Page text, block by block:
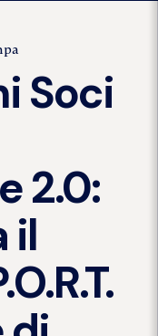
Soci
2.0:
il